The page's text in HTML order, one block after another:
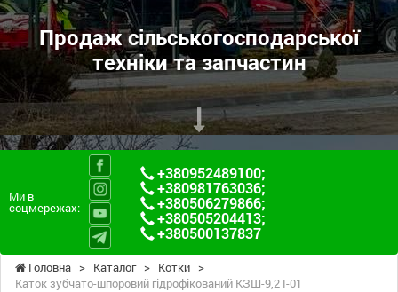
Продаж сільськогосподарської
техніки та запчастин
Ми в
соцмережах:
+380952489100;
+380981763036;
+380506279866;
+380505204413;
+380500137837
Головна > Каталог > Котки >
Каток зубчато-шпоровий гідрофікований КЗШ-9,2 Г-01